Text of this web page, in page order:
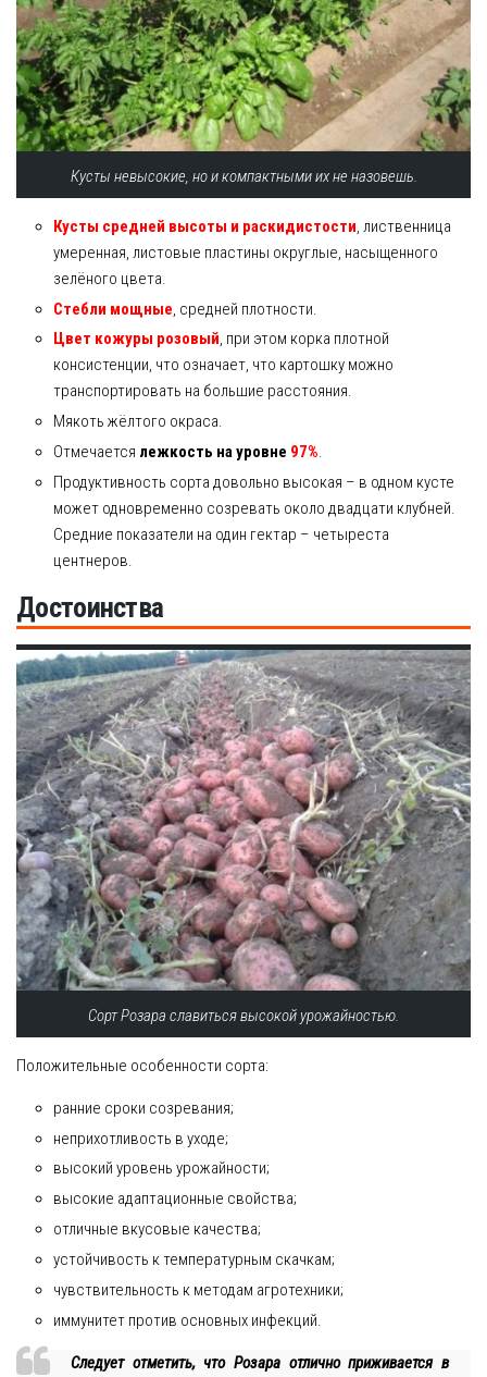
Кусты невысокие, но и компактными их не назовешь.
Кусты средней высоты и раскидистости, лиственница
умеренная, листовые пластины округлые, насыщенного
зелёного цвета.
Стебли мощные , средней плотности.
Цвет кожуры розовый, при этом корка плотной
консистенции, что означает, что картошку можно
транспортировать на большие расстояния.
Мякоть жёлтого окраса.
Отмечается лежкость на уровне 97%.
Продуктивность сорта довольно высокая – в одном кусте
может одновременно созревать около двадцати клубней.
Средние показатели на один гектар – четыреста
центнеров.
Достоинства
Сорт Розара славиться высокой урожайностью.
Положительные особенности сорта:
ранние сроки созревания;
неприхотливость в уходе;
высокий уровень урожайности;
высокие адаптационные свойства;
отличные вкусовые качества;
устойчивость к температурным скачкам;
чувствительность к методам агротехники;
иммунитет против основных инфекций.
Следует отметить, что Розара отлично приживается в